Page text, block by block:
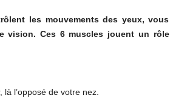
les mouvements des yeux, vous
vision. Ces 6 muscles jouent un rôle
l’opposé de votre nez.